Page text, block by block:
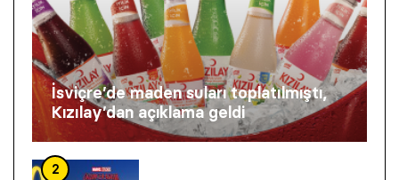
İsviçre’de maden suları toplatılmıştı,
Kızılay’dan açıklama geldi
2